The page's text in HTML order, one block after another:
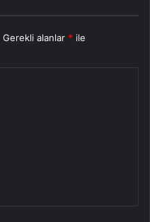
Gerekli alanlar * ile